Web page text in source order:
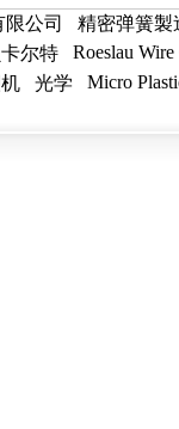
公司 精密弹簧製
尔特 Roeslau
光学 Micro